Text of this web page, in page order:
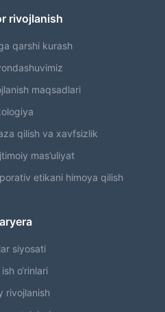
rivojlanish
qarshi kurash
maqsadlari
qilish va xavfsizlik
mas’uliyat
etikani himoya qilish
siyosati
ish o‘rinlari
rivojlanish